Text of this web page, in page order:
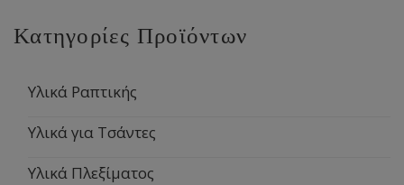
Κατηγορίες Προϊόντων
Υλικά Ραπτικής
Υλικά για Τσάντες
Υλικά Πλεξίματος